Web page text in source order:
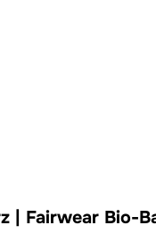
| Fairwear Bio-